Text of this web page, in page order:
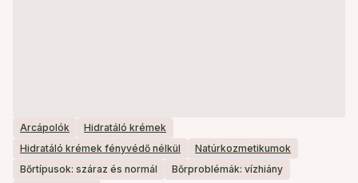
Arcápolók
Hidratáló krémek
Hidratáló krémek fényvédő nélkül
Natúrkozmetikumok
Bőrtípusok: száraz és normál
Bőrproblémák: vízhiány